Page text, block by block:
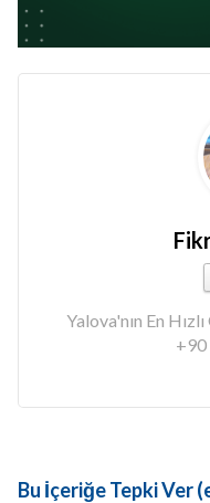
Yalova'nın En
+90
Bu İçeriğe Tepki Ver